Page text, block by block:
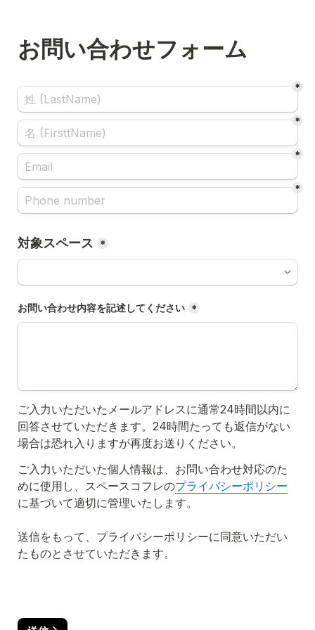
お問い合わせフォーム
*
*
*
*
対象スペース *
お問い合わせ内容を記述してください *
ご入力いただいたメールアドレスに通常24時間以内に
回答させていただきます。24時間たっても返信がない
場合は恐れ入りますが再度お送りください。
ご入力いただいた個人情報は、お問い合わせ対応のた
めに使用し、スペースコフレのプライバシーポリシー
に基づいて適切に管理いたします。
送信をもって、プライバシーポリシーに同意いただい
たものとさせていただきます。